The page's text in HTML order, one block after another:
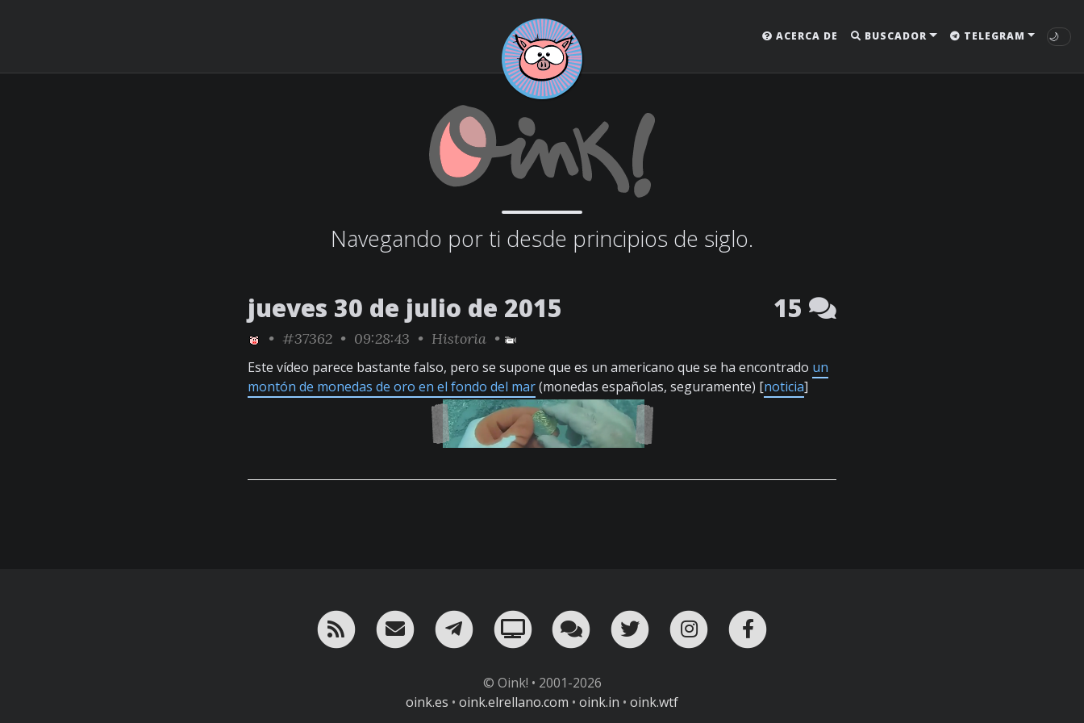
ACERCA DE BUSCADOR TELEGRAM 🌙
Navegando por ti desde principios de siglo.
jueves 30 de julio de 2015 15
• #37362 • 09:28:43 • Historia •
Este vídeo parece bastante falso, pero se supone que es un americano que se ha encontrado un
montón de monedas de oro en el fondo del mar(monedas españolas, seguramente) [noticia]
RSS ¡Mándame un email!
¡Nuestro canal en Telegram!
Oink! TV Charla con nosotros en Telegram
Twitter Instagram
© Oink! • 2001-2026
oink.es • oink.elrellano.com • oink.in • oink.wtf